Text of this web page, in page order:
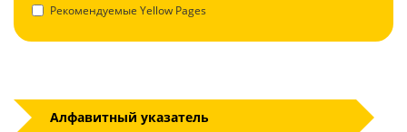
Рекомендуемые Yellow Pages
Алфавитный указатель